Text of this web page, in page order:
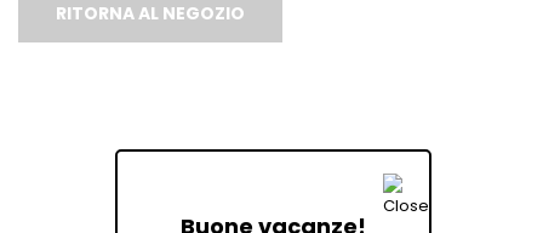
RITORNA AL NEGOZIO
Buone vacanze!